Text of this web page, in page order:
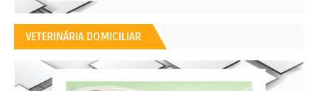
VETERINÁRIA DOMICILIAR